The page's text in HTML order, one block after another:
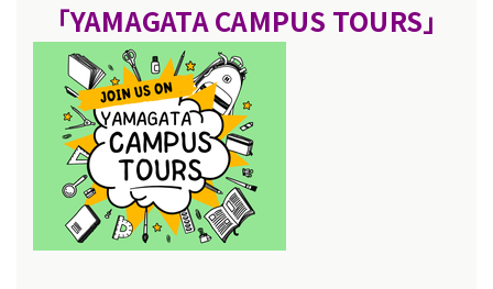
「YAMAGATA CAMPUS TOURS」